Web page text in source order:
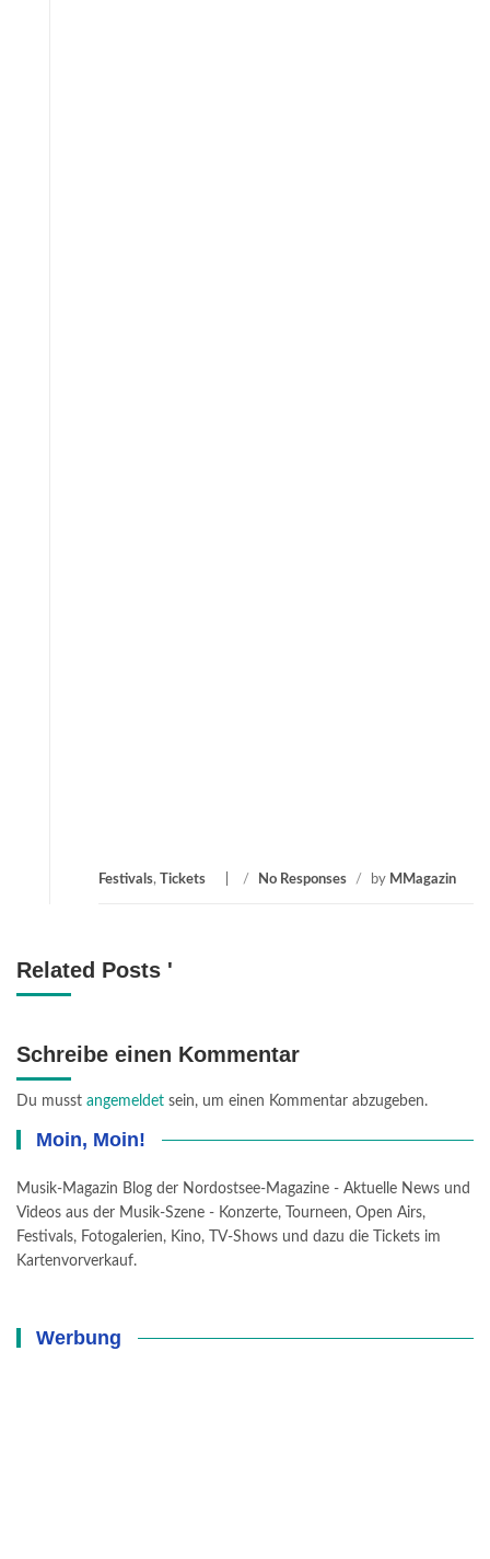
Festivals, Tickets / No Responses / by MMagazin
Related Posts '
Schreibe einen Kommentar
Du musst angemeldet sein, um einen Kommentar abzugeben.
Moin, Moin!
Musik-Magazin Blog der Nordostsee-Magazine - Aktuelle News und
Videos aus der Musik-Szene - Konzerte, Tourneen, Open Airs,
Festivals, Fotogalerien, Kino, TV-Shows und dazu die Tickets im
Kartenvorverkauf.
Werbung